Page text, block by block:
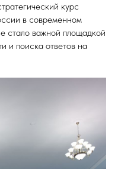
курс
в современном
стало важной площадкой
и поиска ответов на